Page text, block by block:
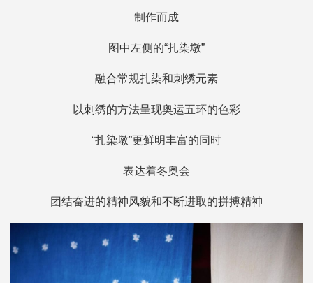
制作而成
图中左侧的“扎染墩”
融合常规扎染和刺绣元素
以刺绣的方法呈现奥运五环的色彩
“扎染墩”更鲜明丰富的同时
表达着冬奥会
团结奋进的精神风貌和不断进取的拼搏精神